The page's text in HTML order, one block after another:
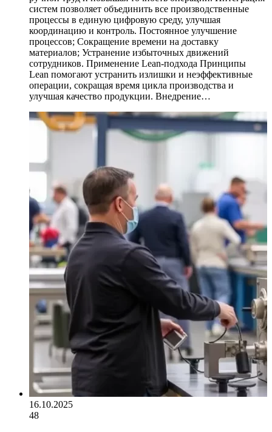
систем позволяет объединить все производственные
процессы в единую цифровую среду, улучшая
координацию и контроль. Постоянное улучшение
процессов; Сокращение времени на доставку
материалов; Устранение избыточных движений
сотрудников. Применение Lean-подхода Принципы
Lean помогают устранить излишки и неэффективные
операции, сокращая время цикла производства и
улучшая качество продукции. Внедрение…
16.10.2025
48